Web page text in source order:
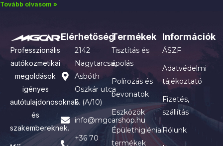
Tovább olvasom »
Professzionális
autókozmetikai
megoldások
igényes
autótulajdonosoknak
és
szakembereknek.
Elérhetőség
2142
Nagytarcsa,
Asbóth
Oszkár utca
6. (A/10)
info@mgcarshop.hu
+36 70
Termékek
Tisztítás és
ápolás
Polírozás és
bevonatok
Eszközök
Épülethigiéniai
termékek
Információk
ÁSZF
Adatvédelmi
tájékoztató
Fizetés,
szállítás
Rólunk